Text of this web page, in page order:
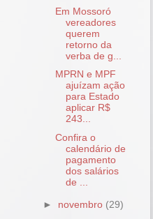
Em Mossoró
vereadores
querem
retorno da
verba de g...
MPRN e MPF
ajuízam ação
para Estado
aplicar R$
243...
Confira o
calendário de
pagamento
dos salários
de ...
► novembro (29)